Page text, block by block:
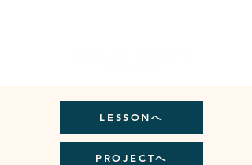
LESSONへ
PROJECTへ